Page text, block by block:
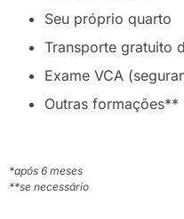
Seu próprio quarto
Transporte gratuito
Exame VCA
Outras formações**
*após 6 meses
**se necessário